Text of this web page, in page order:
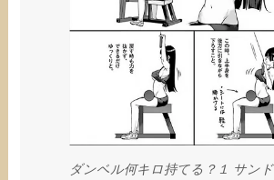
ダンベル何キロ持てる？１ サン